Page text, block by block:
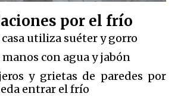
por el frío
utiliza suéter y gorro
con agua y jabón
y grietas de paredes por
entrar el frío